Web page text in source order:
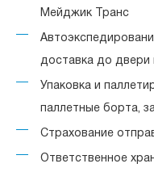
Мейджик Транс
доставка до двери
Упаковка и
паллетные борта,
Страхование
Ответственное